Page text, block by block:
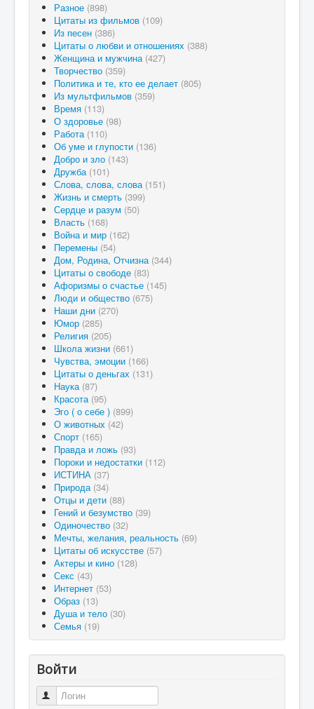
Разное (898)
Цитаты из фильмов (109)
Из песен (386)
Цитаты о любви и отношениях (388)
Женщина и мужчина (427)
Творчество (359)
Политика и те, кто ее делает (805)
Из мультфильмов (359)
Время (113)
О здоровье (98)
Работа (110)
Об уме и глупости (136)
Добро и зло (143)
Дружба (101)
Слова, слова, слова (151)
Жизнь и смерть (399)
Сердце и разум (50)
Власть (168)
Война и мир (162)
Перемены (54)
Дом, Родина, Отчизна (344)
Цитаты о свободе (83)
Афоризмы о счастье (145)
Люди и общество (675)
Наши дни (270)
Юмор (285)
Религия (205)
Школа жизни (661)
Чувства, эмоции (166)
Цитаты о деньгах (131)
Наука (87)
Красота (95)
Эго ( о себе ) (899)
О животных (42)
Спорт (165)
Правда и ложь (93)
Пороки и недостатки (112)
ИСТИНА (37)
Природа (34)
Отцы и дети (88)
Гений и безумство (39)
Одиночество (32)
Мечты, желания, реальность (69)
Цитаты об искусстве (57)
Актеры и кино (128)
Секс (43)
Интернет (53)
Образ (13)
Душа и тело (30)
Семья (19)
Войти
Логин